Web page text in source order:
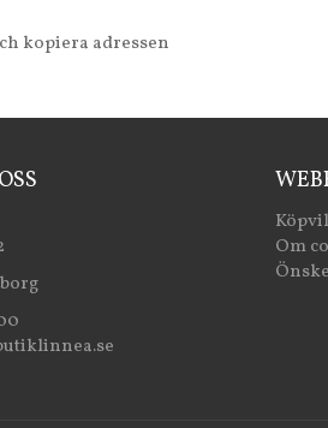
kopiera adressen
Om